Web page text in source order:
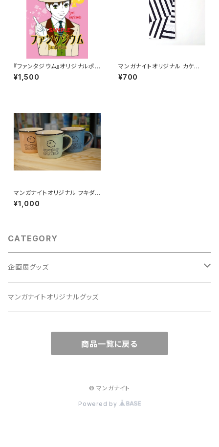
『ファンタジウム』オリジナルポス
トカードセット
¥1,500
マンガナイトオリジナル カケアミ
手ぬぐい
¥700
マンガナイトオリジナル フキダシ
くんマグカップ
¥1,000
CATEGORY
企画展グッズ
山本亜季原画展
杉本亜未原画展 VOL.2
泥棒対策ライト◎田島列島
マンガナイトオリジナルグッズ
商品一覧に戻る
© マンガナイト
Powered by